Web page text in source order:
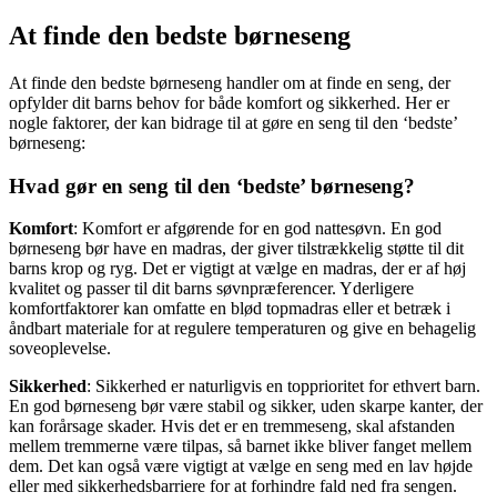
At finde den bedste børneseng
At finde den bedste børneseng handler om at finde en seng, der
opfylder dit barns behov for både komfort og sikkerhed. Her er
nogle faktorer, der kan bidrage til at gøre en seng til den ‘bedste’
børneseng:
Hvad gør en seng til den ‘bedste’ børneseng?
Komfort: Komfort er afgørende for en god nattesøvn. En god
børneseng bør have en madras, der giver tilstrækkelig støtte til dit
barns krop og ryg. Det er vigtigt at vælge en madras, der er af høj
kvalitet og passer til dit barns søvnpræferencer. Yderligere
komfortfaktorer kan omfatte en blød topmadras eller et betræk i
åndbart materiale for at regulere temperaturen og give en behagelig
soveoplevelse.
Sikkerhed: Sikkerhed er naturligvis en topprioritet for ethvert barn.
En god børneseng bør være stabil og sikker, uden skarpe kanter, der
kan forårsage skader. Hvis det er en tremmeseng, skal afstanden
mellem tremmerne være tilpas, så barnet ikke bliver fanget mellem
dem. Det kan også være vigtigt at vælge en seng med en lav højde
eller med sikkerhedsbarriere for at forhindre fald ned fra sengen.